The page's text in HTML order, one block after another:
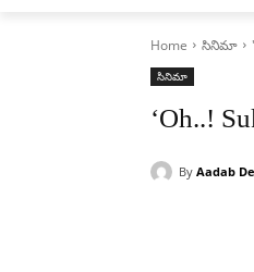
Home సినిమా
సినిమా
‘Oh..!
By Aadab